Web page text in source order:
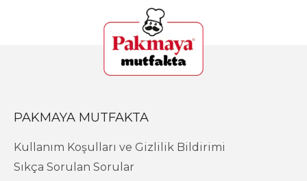
PAKMAYA MUTFAKTA
Kullanım Koşulları ve Gizlilik Bildirimi
Sıkça Sorulan Sorular